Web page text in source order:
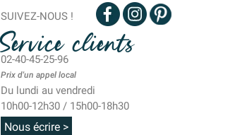
SUIVEZ-NOUS !
Service clients
02-40-45-25-96
Prix d'un appel local
Du lundi au vendredi
10h00-12h30 / 15h00-18h30
Nous écrire >